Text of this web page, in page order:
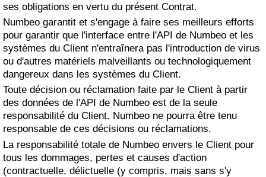
ses obligations en vertu du présent Contrat.
Numbeo garantit et s'engage à faire ses meilleurs efforts
pour garantir que l'interface entre l'API de Numbeo et les
systèmes du Client n'entraînera pas l'introduction de virus
ou d'autres matériels malveillants ou technologiquement
dangereux dans les systèmes du Client.
Toute décision ou réclamation faite par le Client à partir
des données de l'API de Numbeo est de la seule
responsabilité du Client. Numbeo ne pourra être tenu
responsable de ces décisions ou réclamations.
La responsabilité totale de Numbeo envers le Client pour
tous les dommages, pertes et causes d'action
(contractuelle, délictuelle (y compris, mais sans s'y